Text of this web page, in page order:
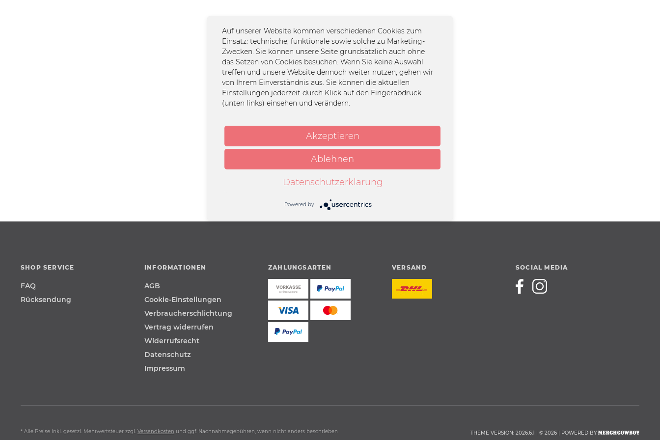
SHOP SERVICE
FAQ
Rücksendung
INFORMATIONEN
AGB
Cookie-Einstellungen
Verbraucherschlichtung
Vertrag widerrufen
Widerrufsrecht
Datenschutz
Impressum
ZAHLUNGSARTEN VERSAND SOCIAL MEDIA
* Alle Preise inkl. gesetzl. Mehrwertsteuer zzgl. Versandkosten und ggf. Nachnahmegebühren, wenn nicht anders beschrieben THEME VERSION: 2026.6.1 | © 2026 | POWERED BY
Auf unserer Website kommen verschiedenen Cookies zum
Einsatz: technische, funktionale sowie solche zu Marketing-
Zwecken. Sie können unsere Seite grundsätzlich auch ohne
das Setzen von Cookies besuchen. Wenn Sie keine Auswahl
treffen und unsere Website dennoch weiter nutzen, gehen wir
von Ihrem Einverständnis aus. Sie können die aktuellen
Einstellungen jederzeit durch Klick auf den Fingerabdruck
(unten links) einsehen und verändern.
Akzeptieren
Ablehnen
Datenschutzerklärung
Powered by